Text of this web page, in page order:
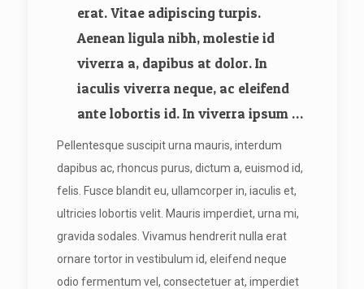
erat. Vitae adipiscing turpis.
Aenean ligula nibh, molestie id
viverra a, dapibus at dolor. In
iaculis viverra neque, ac eleifend
ante lobortis id. In viverra ipsum …
Pellentesque suscipit urna mauris, interdum
dapibus ac, rhoncus purus, dictum a, euismod id,
felis. Fusce blandit eu, ullamcorper in, iaculis et,
ultricies lobortis velit. Mauris imperdiet, urna mi,
gravida sodales. Vivamus hendrerit nulla erat
ornare tortor in vestibulum id, eleifend neque
odio fermentum vel, consectetuer at, imperdiet